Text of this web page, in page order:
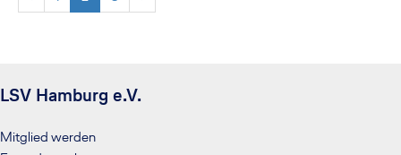
LSV Hamburg e.V.
Mitglied werden